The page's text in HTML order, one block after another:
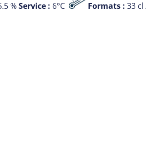
%Service : 6°C Formats : 33 cl